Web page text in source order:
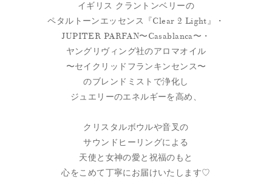
イギリス クラントンベリーの
ペタルトーンエッセンス『Clear 2 Light』・
JUPITER PARFAN〜Casablanca〜・
ヤングリヴィング社のアロマオイル
〜セイクリッドフランキンセンス〜
のブレンドミストで浄化し
ジュエリーのエネルギーを高め、
クリスタルボウルや音叉の
サウンドヒーリングによる
天使と女神の愛と祝福のもと
心をこめて丁寧にお届けいたします♡